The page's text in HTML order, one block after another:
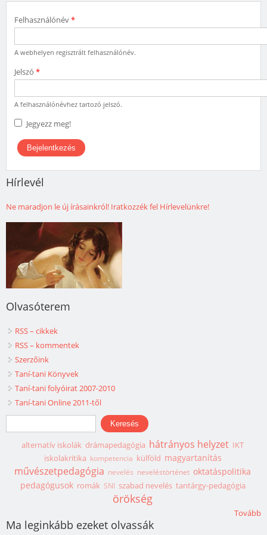
Felhasználónév*
A webhelyen regisztrált felhasználónév.
Jelszó *
A felhasználónévhez tartozó jelszó.
Jegyezz meg!
Hírlevél
Ne maradjon le új írásainkról! Iratkozzék fel Hírlevelünkre!
Olvasóterem
RSS – cikkek
RSS – kommentek
Szerzőink
Taní-tani Könyvek
Taní-tani folyóirat 2007-2010
Taní-tani Online 2011-től
Keresés űrlap
Keresés
alternatív iskolák drámapedagógia hátrányos helyzet IKT
iskolakritika kompetencia külföld magyartanítás
művészetpedagógia nevelés neveléstörténet oktatáspolitika
pedagógusok romák SNI szabad nevelés tantárgy-pedagógia
örökség
Tovább
Ma leginkább ezeket olvassák